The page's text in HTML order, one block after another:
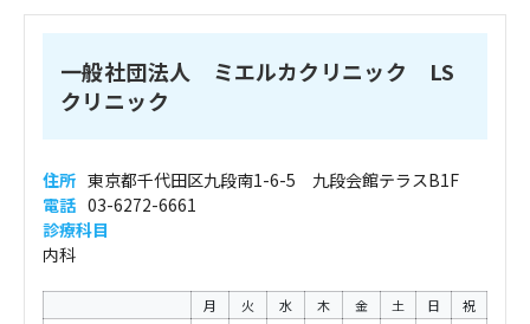
一般社団法人 ミエルカクリニック LS
クリニック
住所 東京都千代田区九段南1-6-5 九段会館テラスB1F
電話 03-6272-6661
診療科目
内科
月 火 水 木 金 土 日 祝